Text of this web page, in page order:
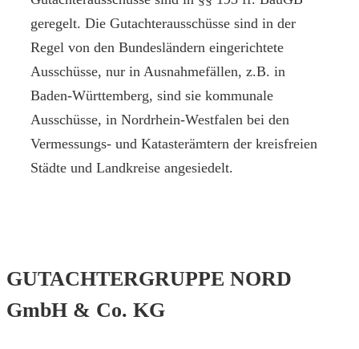
geregelt. Die Gutachterausschüsse sind in der
Regel von den Bundesländern eingerichtete
Ausschüsse, nur in Ausnahmefällen, z.B. in
Baden-Württemberg, sind sie kommunale
Ausschüsse, in Nordrhein-Westfalen bei den
Vermessungs- und Katasterämtern der kreisfreien
Städte und Landkreise angesiedelt.
GUTACHTERGRUPPE NORD
GmbH & Co. KG